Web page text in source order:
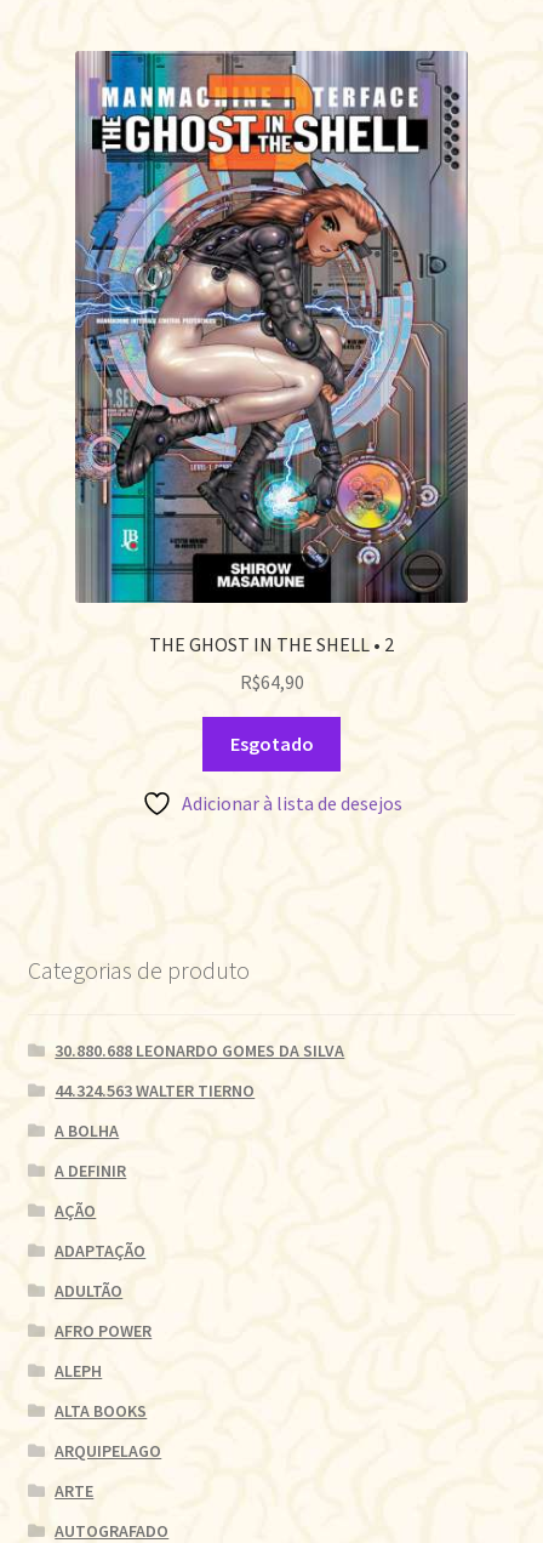
THE GHOST IN THE SHELL • 2
R$64,90
Esgotado
Adicionar à lista de desejos
Categorias de produto
30.880.688 LEONARDO GOMES DA SILVA
44.324.563 WALTER TIERNO
A BOLHA
A DEFINIR
AÇÃO
ADAPTAÇÃO
ADULTÃO
AFRO POWER
ALEPH
ALTA BOOKS
ARQUIPELAGO
ARTE
AUTOGRAFADO